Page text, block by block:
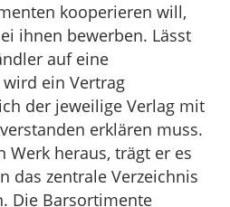
kooperieren will,
ihnen bewerben. Lässt
auf eine
ein Vertrag
der jeweilige Verlag mit
erklären muss.
Werk heraus, trägt er es
das zentrale Verzeichnis
Die Barsortimente